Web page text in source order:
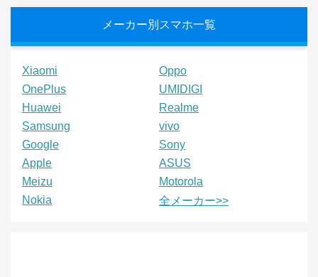
メーカー別スマホ一覧
Xiaomi
Oppo
OnePlus
UMIDIGI
Huawei
Realme
Samsung
vivo
Google
Sony
Apple
ASUS
Meizu
Motorola
Nokia
全メーカー>>